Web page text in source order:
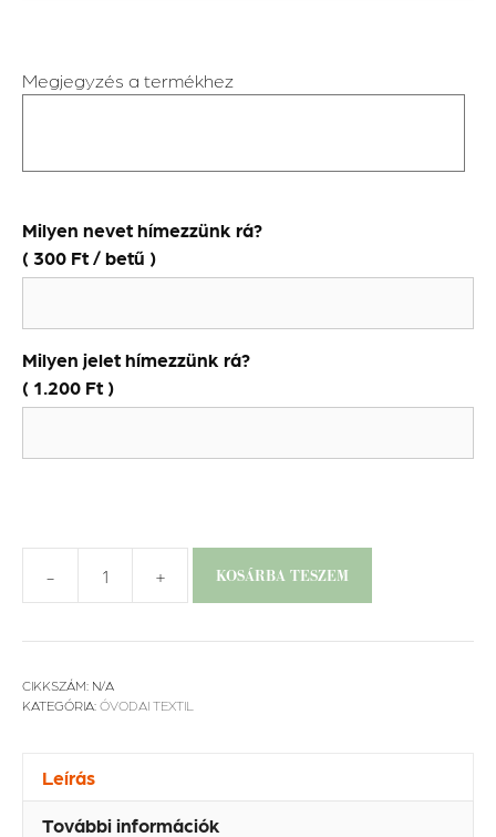
Megjegyzés a termékhez
Milyen nevet hímezzünk rá?
( 300 Ft / betű )
Milyen jelet hímezzünk rá?
( 1.200 Ft )
-
Ovis
-
szívek
+ KOSÁRBA TESZEM
CIKKSZÁM: N/A
KATEGÓRIA: ÓVODAI TEXTIL
Leírás
További információk